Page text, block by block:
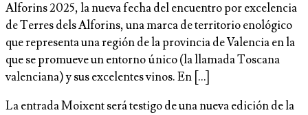
Alforins 2025, la nueva fecha del encuentro por excelencia
de Terres dels Alforins, una marca de territorio enológico
que representa una región de la provincia de Valencia en la
que se promueve un entorno único (la llamada Toscana
valenciana) y sus excelentes vinos. En […]
La entrada Moixent será testigo de una nueva edición de la